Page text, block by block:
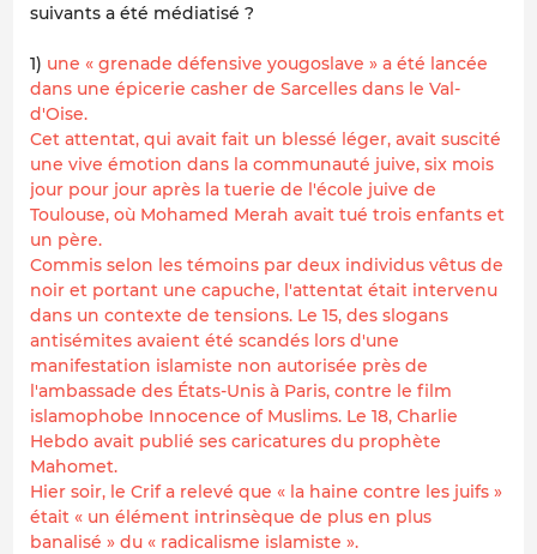
suivants a été médiatisé ?
1) une « grenade défensive yougoslave » a été lancée
dans une épicerie casher de Sarcelles dans le Val-
d'Oise.
Cet attentat, qui avait fait un blessé léger, avait suscité
une vive émotion dans la communauté juive, six mois
jour pour jour après la tuerie de l'école juive de
Toulouse, où Mohamed Merah avait tué trois enfants et
un père.
Commis selon les témoins par deux individus vêtus de
noir et portant une capuche, l'attentat était intervenu
dans un contexte de tensions. Le 15, des slogans
antisémites avaient été scandés lors d'une
manifestation islamiste non autorisée près de
l'ambassade des États-Unis à Paris, contre le film
islamophobe Innocence of Muslims. Le 18, Charlie
Hebdo avait publié ses caricatures du prophète
Mahomet.
Hier soir, le Crif a relevé que « la haine contre les juifs »
était « un élément intrinsèque de plus en plus
banalisé » du « radicalisme islamiste ».